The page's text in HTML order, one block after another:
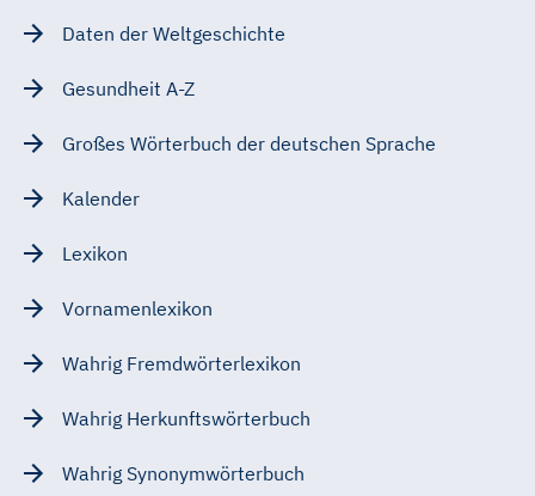
Daten der Weltgeschichte
Gesundheit A-Z
Großes Wörterbuch der deutschen Sprache
Kalender
Lexikon
Vornamenlexikon
Wahrig Fremdwörterlexikon
Wahrig Herkunftswörterbuch
Wahrig Synonymwörterbuch